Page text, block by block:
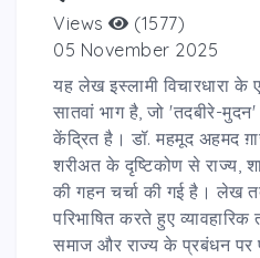
Views
(1577)
05 November 2025
यह लेख इस्लामी विचारधारा के
सातवां भाग है, जो 'तदबीरे-
केंद्रित है। डॉ. महमूद अहमद
शरीअत के दृष्टिकोण से राज्य,
की गहन चर्चा की गई है। लेख
परिभाषित करते हुए व्यावहारिक
समाज और राज्य के प्रबंधन पर